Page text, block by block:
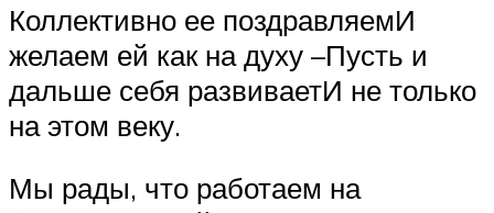
Коллективно ее поздравляемИ
желаем ей как на духу –Пусть и
дальше себя развиваетИ не только
на этом веку.
Мы рады, что работаем на